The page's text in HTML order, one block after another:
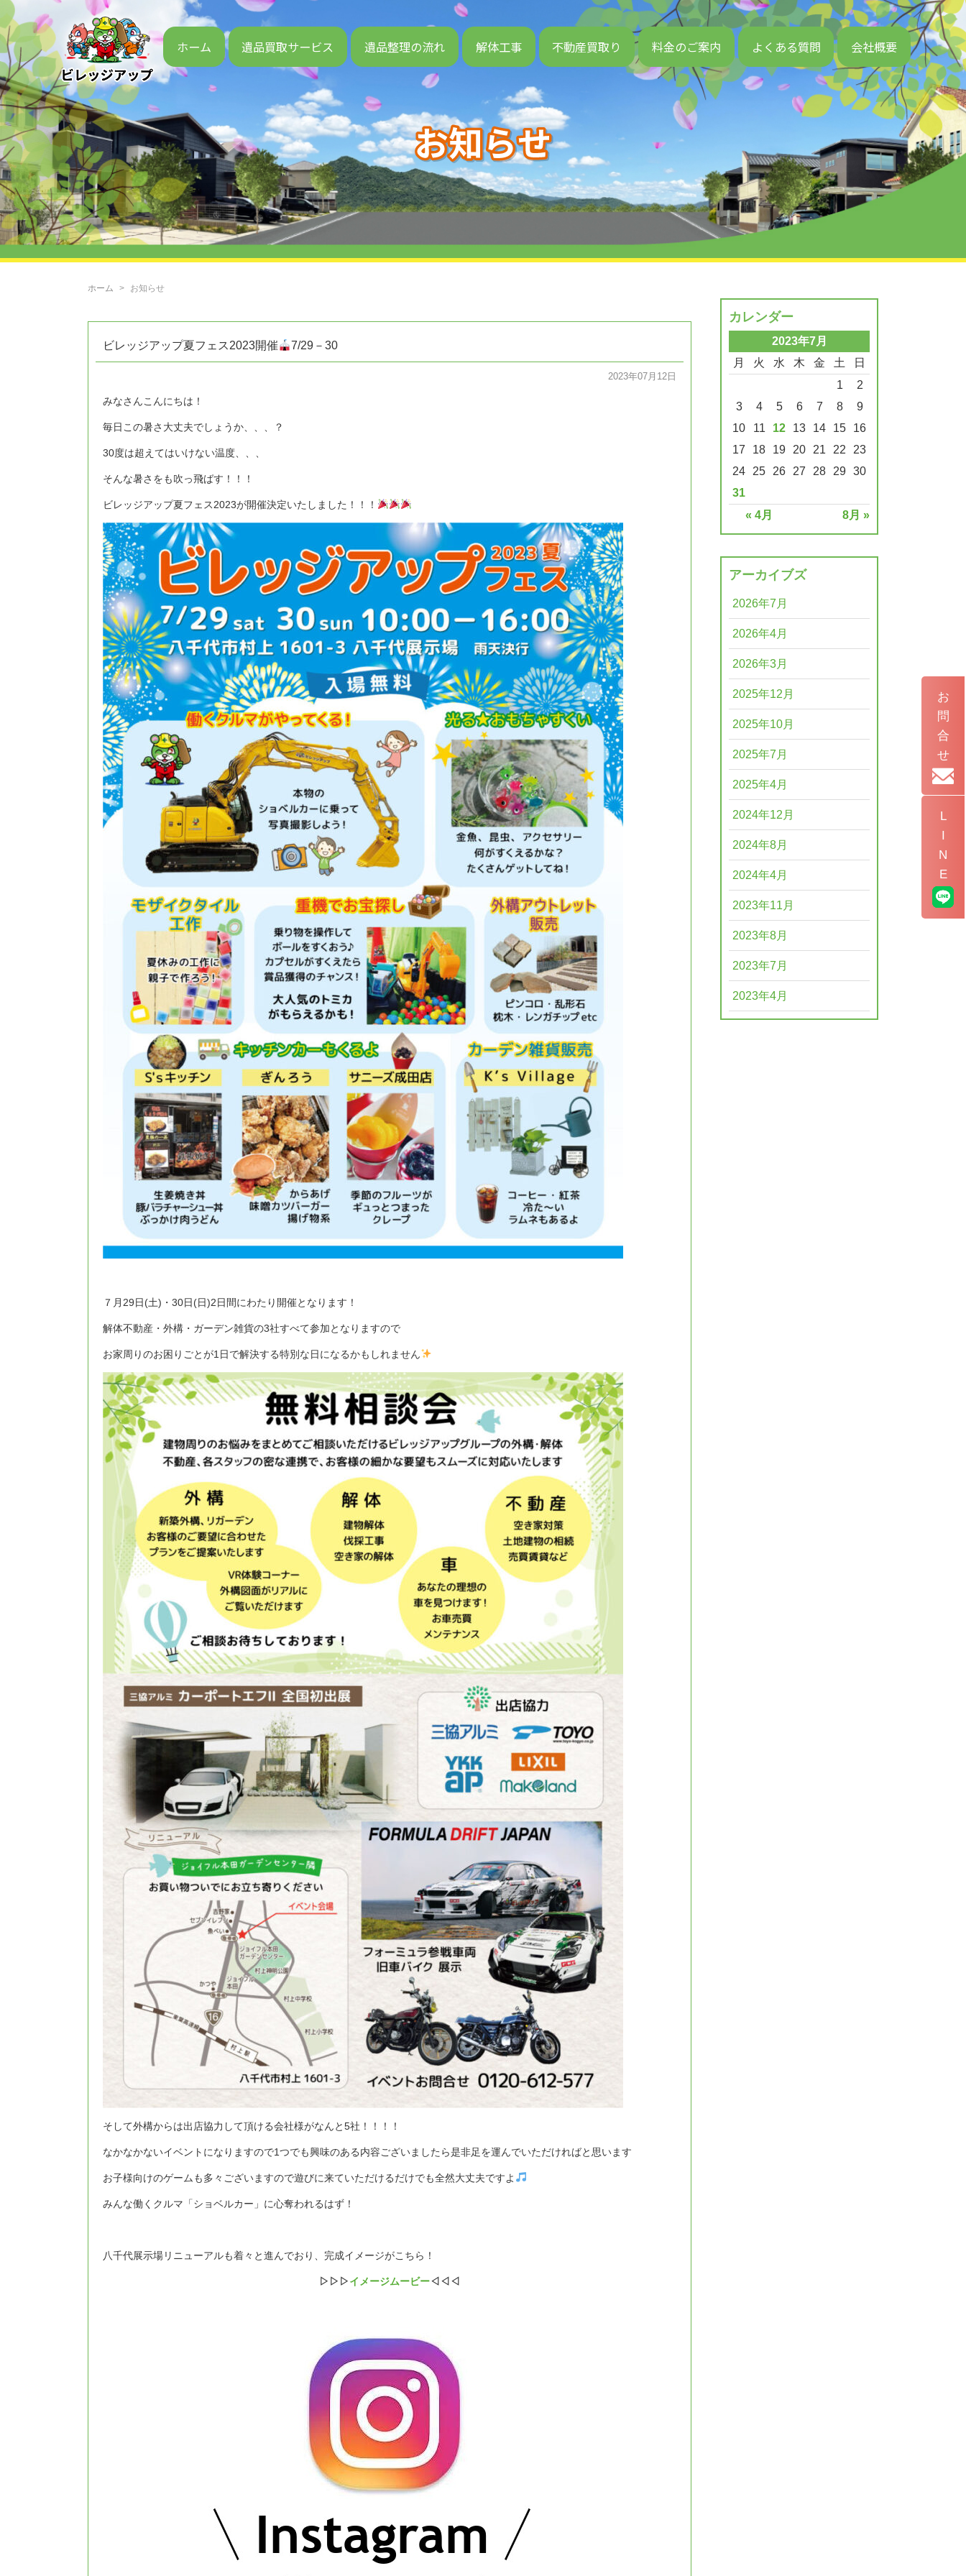
ホーム 遺品買取サービス 遺品整理の流れ 解体工事 不動産買取り 料金のご案内 よくある質問 会社概要
ホーム お知らせ
ビレッジアップ夏フェス2023開催 7/29－30
2023年07月12日
みなさんこんにちは！
毎日この暑さ大丈夫でしょうか、、、？
30度は超えてはいけない温度、、、
そんな暑さをも吹っ飛ばす！！！
ビレッジアップ夏フェス2023が開催決定いたしました！！！
７月29日(土)・30日(日)2日間にわたり開催となります！
解体不動産・外構・ガーデン雑貨の3社すべて参加となりますので
お家周りのお困りごとが1日で解決する特別な日になるかもしれません
そして外構からは出店協力して頂ける会社様がなんと5社！！！！
なかなかないイベントになりますので1つでも興味のある内容ございましたら是非足を運んでいただければと思います
お子様向けのゲームも多々ございますので遊びに来ていただけるだけでも全然大丈夫ですよ
みんな働くクルマ「ショベルカー」に心奪われるはず！
八千代展示場リニューアルも着々と進んでおり、完成イメージがこちら！
▷▷▷イメージムービー◁◁◁
カレンダー
2023年7月
月
火 水 木 金 土 日
« 4月 8月 »
1
2
3
4 5 6 7 8
9
10
11 12 13 14 15
16
17
18 19 20 21 22
23
24
25 26 27 28 29 30
31
アーカイブズ
2026年7月
2026年4月
2026年3月
2025年12月
2025年10月
2025年7月
2025年4月
2024年12月
2024年8月
2024年4月
2023年11月
2023年8月
2023年7月
2023年4月
お
問
合
せ
L
I
N
E